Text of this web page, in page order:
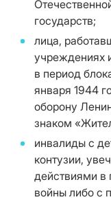
государств;
лица,
учреждениях
в период
января 1944
оборону
знаком
инвалиды с
контузии,
действиями в
войны либо с